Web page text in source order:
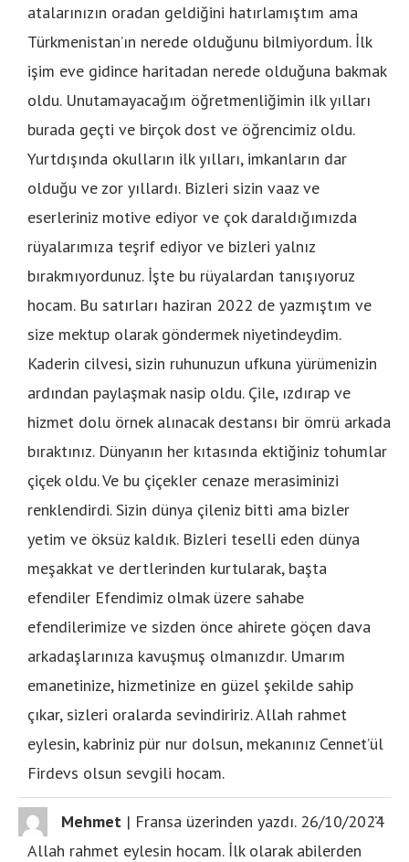
atalarınızın oradan geldiğini hatırlamıştım ama
Türkmenistan’ın nerede olduğunu bilmiyordum. İlk
işim eve gidince haritadan nerede olduğuna bakmak
oldu. Unutamayacağım öğretmenliğimin ilk yılları
burada geçti ve birçok dost ve öğrencimiz oldu.
Yurtdışında okulların ilk yılları, imkanların dar
olduğu ve zor yıllardı. Bizleri sizin vaaz ve
eserleriniz motive ediyor ve çok daraldığımızda
rüyalarımıza teşrif ediyor ve bizleri yalnız
bırakmıyordunuz. İşte bu rüyalardan tanışıyoruz
hocam. Bu satırları haziran 2022 de yazmıştım ve
size mektup olarak göndermek niyetindeydim.
Kaderin cilvesi, sizin ruhunuzun ufkuna yürümenizin
ardından paylaşmak nasip oldu. Çile, ızdırap ve
hizmet dolu örnek alınacak destansı bir ömrü arkada
bıraktınız. Dünyanın her kıtasında ektiğiniz tohumlar
çiçek oldu. Ve bu çiçekler cenaze merasiminizi
renklendirdi. Sizin dünya çileniz bitti ama bizler
yetim ve öksüz kaldık. Bizleri teselli eden dünya
meşakkat ve dertlerinden kurtularak, başta
efendiler Efendimiz olmak üzere sahabe
efendilerimize ve sizden önce ahirete göçen dava
arkadaşlarınıza kavuşmuş olmanızdır. Umarım
emanetinize, hizmetinize en güzel şekilde sahip
çıkar, sizleri oralarda sevindiririz. Allah rahmet
eylesin, kabriniz pür nur dolsun, mekanınız Cennet’ül
Firdevs olsun sevgili hocam.
Mehmet | Fransa üzerinden yazdı.26/10/2024
Allah rahmet eylesin hocam. İlk olarak abilerden
...